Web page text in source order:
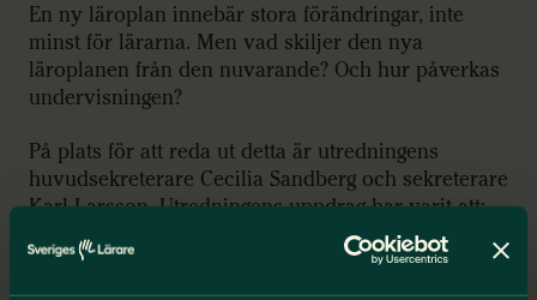
En ny läroplan innebär stora förändringar, inte
minst för lärarna. Men vad skiljer den nya
läroplanen från den nuvarande? Och hur påverkas
undervisningen?
På plats för att reda ut detta är utredningens
huvudsekreterare Cecilia Sandberg och sekreterare
Karl Larsson. Utredningens uppdrag har varit att:
göra läroplanen tydligare och mer lättillgänglig
stärka fokus på grundläggande kunskaper och